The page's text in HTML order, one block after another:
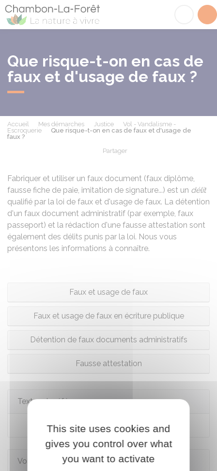
Que risque-t-on en cas de
faux et d'usage de faux ?
Accueil Mes démarches Justice
Vol - Vandalisme -
Escroquerie
Que risque-t-on en cas de faux et d'usage de
faux ?
Partager
Fabriquer et utiliser un faux document (faux diplôme,
fausse fiche de paie, imitation de signature...) est un délit
qualifié par la loi de faux et d'usage de faux. La détention
d'un faux document administratif (par exemple, faux
passeport) et la rédaction d'une fausse attestation sont
également des délits punis par la loi. Nous vous
présentons les informations à connaître.
Faux et usage de faux
Faux et usage de faux en écriture publique
Détention de faux documents administratifs
Fausse attestation
Textes de référence
Code pénal : articles 441-1 à 441-12
Voir aussi
This site uses cookies and
gives you control over what
you want to activate